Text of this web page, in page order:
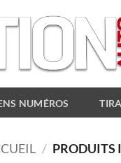
NUMÉROS
/ PRODUITS